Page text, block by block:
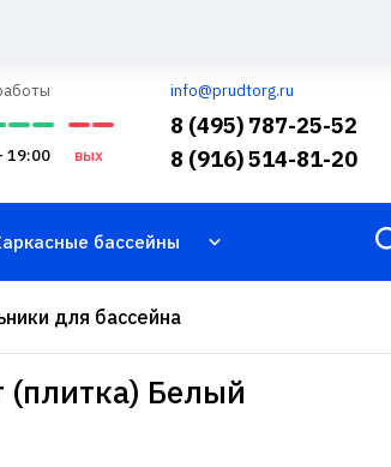
19:00 вых
info@prudtorg.ru
8 (495) 787-25-52
8 (916) 514-81-20
бассейны
для бассейна
(плитка) Белый